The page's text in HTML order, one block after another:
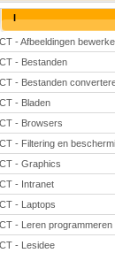
I
- Afbeeldingen
- Bestanden
- Bestanden
- Bladen
- Browsers
- Filtering en
- Graphics
- Intranet
- Laptops
- Leren programmeren
- Lesidee